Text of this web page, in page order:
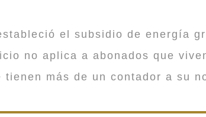
el subsidio de energía
no aplica a abonados que
más de un contador a su